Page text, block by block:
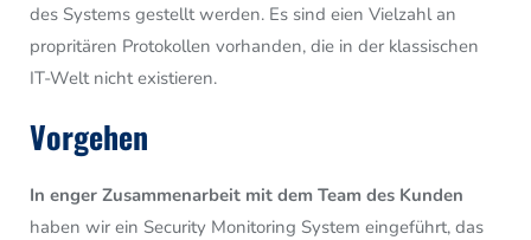
des Systems gestellt werden. Es sind eien Vielzahl an
propritären Protokollen vorhanden, die in der klassischen
IT-Welt nicht existieren.
Vorgehen
In enger Zusammenarbeit mit dem Team des Kunden
haben wir ein Security Monitoring System eingeführt, das